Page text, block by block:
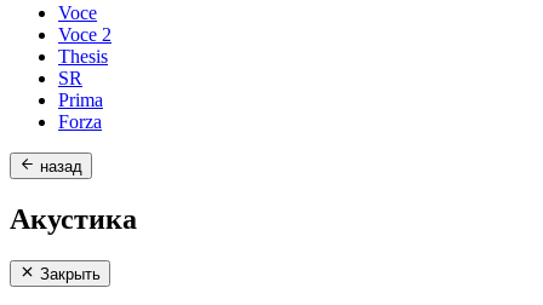
Voce
Voce 2
Thesis
SR
Prima
Forza
назад
Акустика
Закрыть